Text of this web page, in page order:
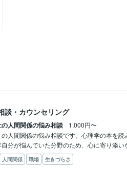
談・カウンセリング
の人間関係の悩み相談
1,000円〜
人間関係の悩み相談です。心理学の本を読
分が悩んでいた分野のため、心に寄り添い
人間関係 職場 生きづらさ